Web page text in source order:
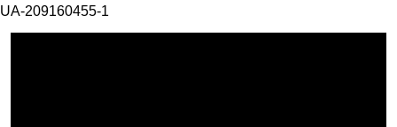
UA-209160455-1